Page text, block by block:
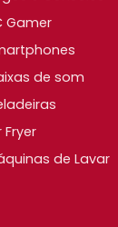
Gamer
de som
Fryer
de Lavar